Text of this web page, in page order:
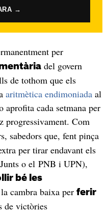
→
per
del govern
de tothom que els
aritmètica endimoniadaal
aprofita cada setmana per
progressivament. Com
sabedors que, fent pinça
per tirar endavant els
o el PNB i UPN),
bé les
cambra baixa per ferir
de victòries